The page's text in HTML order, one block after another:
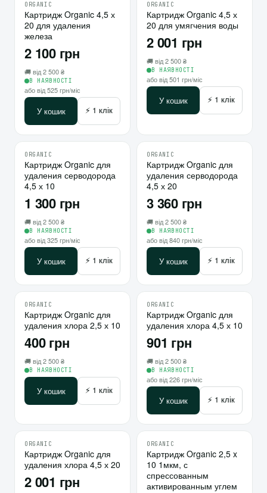
10
ORGANIC
Картридж Organic 4,5 х
20 для удаления
железа
2 100 грн
🚚 від 2 500 ₴
В НАЯВНОСТІ
або від 525 грн/міс
У кошик ⚡ 1 клік
⇄
10
ORGANIC
Картридж Organic 4,5 х
20 для умягчения воды
2 001 грн
🚚 від 2 500 ₴
В НАЯВНОСТІ
або від 501 грн/міс
У кошик ⚡ 1 клік
⇄
10
ORGANIC
Картридж Organic для
удаления серводорода
4,5 х 10
1 300 грн
🚚 від 2 500 ₴
В НАЯВНОСТІ
або від 325 грн/міс
У кошик ⚡ 1 клік
⇄
10
ORGANIC
Картридж Organic для
удаления серводорода
4,5 х 20
3 360 грн
🚚 від 2 500 ₴
В НАЯВНОСТІ
або від 840 грн/міс
У кошик ⚡ 1 клік
⇄
ORGANIC
Картридж Organic для
удаления хлора 2,5 х 10
400 грн
🚚 від 2 500 ₴
В НАЯВНОСТІ
У кошик ⚡ 1 клік
⇄
ORGANIC
Картридж Organic для
удаления хлора 4,5 х 10
901 грн
🚚 від 2 500 ₴
В НАЯВНОСТІ
або від 226 грн/міс
У кошик ⚡ 1 клік
⇄
10
ORGANIC
Картридж Organic для
удаления хлора 4,5 х 20
2 001 грн
ORGANIC
Картридж Organic 2,5 x
10 1мкм, с
спрессованным
активированным углем